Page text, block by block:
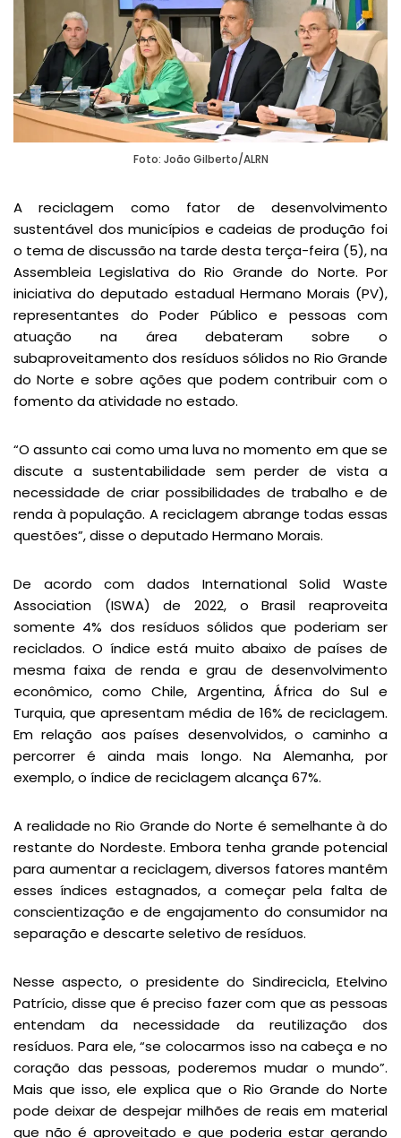
Foto: João Gilberto/ALRN
A reciclagem como fator de desenvolvimento
sustentável dos municípios e cadeias de produção foi
o tema de discussão na tarde desta terça-feira (5), na
Assembleia Legislativa do Rio Grande do Norte. Por
iniciativa do deputado estadual Hermano Morais (PV),
representantes do Poder Público e pessoas com
atuação na área debateram sobre o
subaproveitamento dos resíduos sólidos no Rio Grande
do Norte e sobre ações que podem contribuir com o
fomento da atividade no estado.
“O assunto cai como uma luva no momento em que se
discute a sustentabilidade sem perder de vista a
necessidade de criar possibilidades de trabalho e de
renda à população. A reciclagem abrange todas essas
questões”, disse o deputado Hermano Morais.
De acordo com dados International Solid Waste
Association (ISWA) de 2022, o Brasil reaproveita
somente 4% dos resíduos sólidos que poderiam ser
reciclados. O índice está muito abaixo de países de
mesma faixa de renda e grau de desenvolvimento
econômico, como Chile, Argentina, África do Sul e
Turquia, que apresentam média de 16% de reciclagem.
Em relação aos países desenvolvidos, o caminho a
percorrer é ainda mais longo. Na Alemanha, por
exemplo, o índice de reciclagem alcança 67%.
A realidade no Rio Grande do Norte é semelhante à do
restante do Nordeste. Embora tenha grande potencial
para aumentar a reciclagem, diversos fatores mantêm
esses índices estagnados, a começar pela falta de
conscientização e de engajamento do consumidor na
separação e descarte seletivo de resíduos.
Nesse aspecto, o presidente do Sindirecicla, Etelvino
Patrício, disse que é preciso fazer com que as pessoas
entendam da necessidade da reutilização dos
resíduos. Para ele, “se colocarmos isso na cabeça e no
coração das pessoas, poderemos mudar o mundo”.
Mais que isso, ele explica que o Rio Grande do Norte
pode deixar de despejar milhões de reais em material
que não é aproveitado e que poderia estar gerando